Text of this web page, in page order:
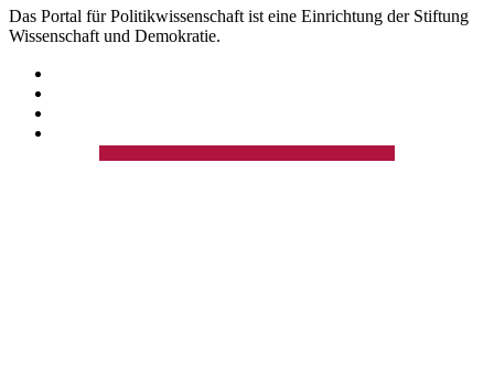
Das Portal für Politikwissenschaft ist eine Einrichtung der Stiftung
Wissenschaft und Demokratie.